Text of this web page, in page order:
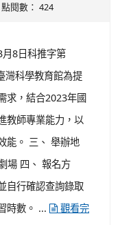
閱數： 424
8日科推字第
灣科學教育館為提
求，結合2023年國
教師專業能力，以
能。 三、 舉辦地
場 四、 報名方
自行確認查詢錄取
時數。 ...
觀看完